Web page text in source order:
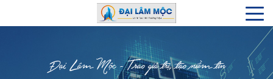
Đại Lâm Mộc - Trao giá trị, tạo niềm tin